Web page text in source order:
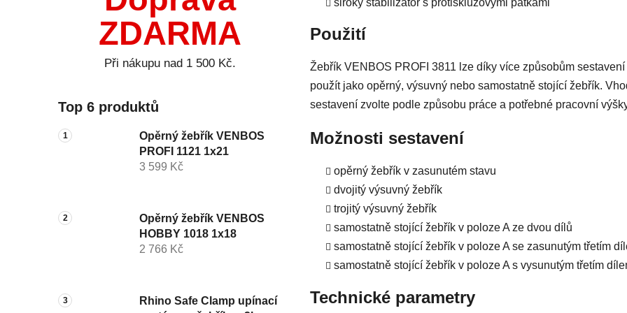
ZDARMA
Při nákupu nad 1 500 Kč.
Top 6 produktů
Opěrný žebřík VENBOS
PROFI 1121 1x21
3 599 Kč
Opěrný žebřík VENBOS
HOBBY 1018 1x18
2 766 Kč
Rhino Safe Clamp upínací
Použití
Žebřík VENBOS PROFI 3811 lze díky více způsobům sestavení
použít jako opěrný, výsuvný nebo samostatně stojící žebřík.
sestavení zvolte podle způsobu práce a potřebné pracovní
Možnosti sestavení
opěrný žebřík v zasunutém stavu
dvojitý výsuvný žebřík
trojitý výsuvný žebřík
samostatně stojící žebřík v poloze A ze dvou dílů
samostatně stojící žebřík v poloze A se zasunutým třetím
samostatně stojící žebřík v poloze A s vysunutým třetím
Technické parametry